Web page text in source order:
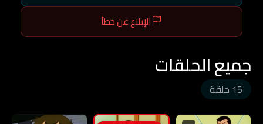
الإبلاغ عن خطأ
جميع الحلقات
15 حلقة